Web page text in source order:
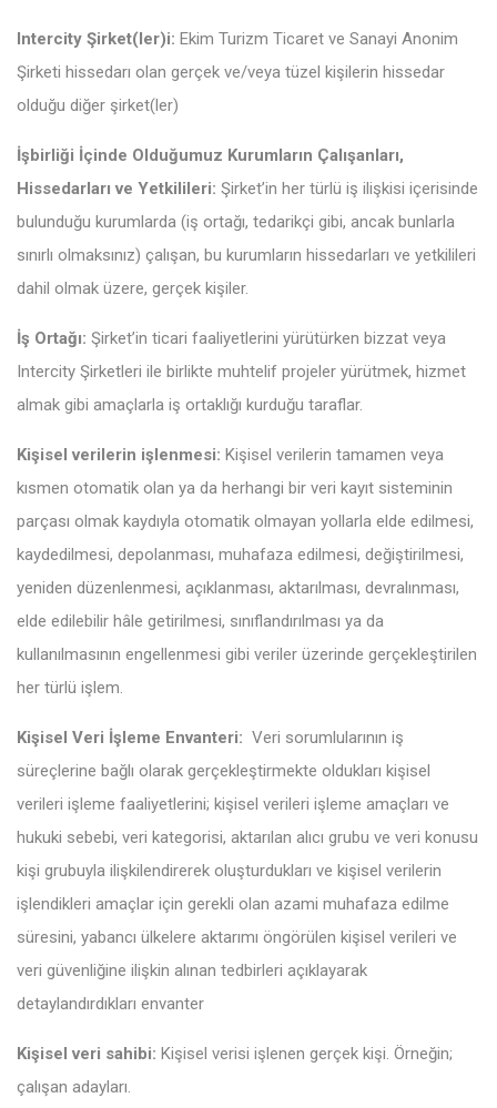
Intercity Şirket(ler)i: Ekim Turizm Ticaret ve Sanayi Anonim
Şirketi hissedarı olan gerçek ve/veya tüzel kişilerin hissedar
olduğu diğer şirket(ler)
İşbirliği İçinde Olduğumuz Kurumların Çalışanları,
Hissedarları ve Yetkilileri: Şirket’in her türlü iş ilişkisi içerisinde
bulunduğu kurumlarda (iş ortağı, tedarikçi gibi, ancak bunlarla
sınırlı olmaksınız) çalışan, bu kurumların hissedarları ve yetkilileri
dahil olmak üzere, gerçek kişiler.
İş Ortağı: Şirket’in ticari faaliyetlerini yürütürken bizzat veya
Intercity Şirketleri ile birlikte muhtelif projeler yürütmek, hizmet
almak gibi amaçlarla iş ortaklığı kurduğu taraflar.
Kişisel verilerin işlenmesi: Kişisel verilerin tamamen veya
kısmen otomatik olan ya da herhangi bir veri kayıt sisteminin
parçası olmak kaydıyla otomatik olmayan yollarla elde edilmesi,
kaydedilmesi, depolanması, muhafaza edilmesi, değiştirilmesi,
yeniden düzenlenmesi, açıklanması, aktarılması, devralınması,
elde edilebilir hâle getirilmesi, sınıflandırılması ya da
kullanılmasının engellenmesi gibi veriler üzerinde gerçekleştirilen
her türlü işlem.
Kişisel Veri İşleme Envanteri: Veri sorumlularının iş
süreçlerine bağlı olarak gerçekleştirmekte oldukları kişisel
verileri işleme faaliyetlerini; kişisel verileri işleme amaçları ve
hukuki sebebi, veri kategorisi, aktarılan alıcı grubu ve veri konusu
kişi grubuyla ilişkilendirerek oluşturdukları ve kişisel verilerin
işlendikleri amaçlar için gerekli olan azami muhafaza edilme
süresini, yabancı ülkelere aktarımı öngörülen kişisel verileri ve
veri güvenliğine ilişkin alınan tedbirleri açıklayarak
detaylandırdıkları envanter
Kişisel veri sahibi: Kişisel verisi işlenen gerçek kişi. Örneğin;
çalışan adayları.